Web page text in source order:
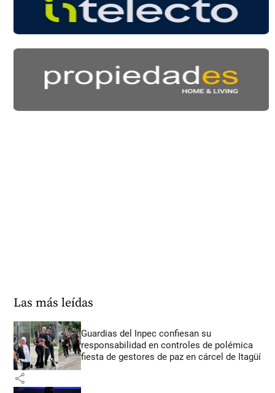
Las más leídas
Guardias del Inpec confiesan su
responsabilidad en controles de polémica
fiesta de gestores de paz en cárcel de Itagüí
share